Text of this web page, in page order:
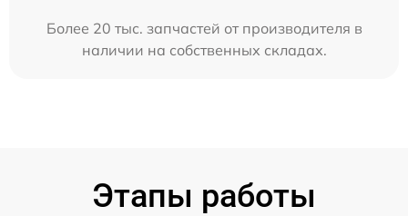
Более 20 тыс. запчастей от производителя в
наличии на собственных складах.
Этапы работы